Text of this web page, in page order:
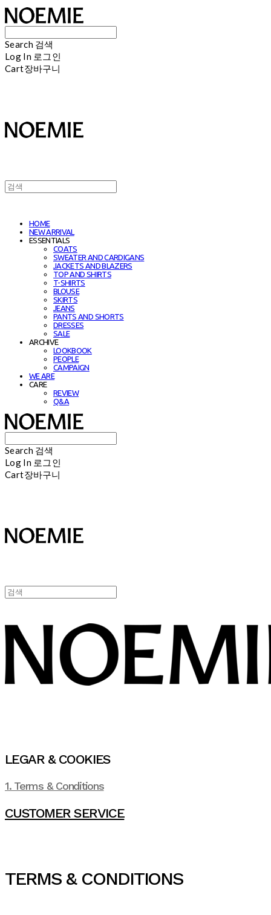
Search 검색
Log In 로그인
Cart장바구니
HOME
NEW ARRIVAL
ESSENTIALS
COATS
SWEATER AND CARDIGANS
JACKETS AND BLAZERS
TOP AND SHIRTS
T-SHIRTS
BLOUSE
SKIRTS
JEANS
PANTS AND SHORTS
DRESSES
SALE
ARCHIVE
LOOKBOOK
PEOPLE
CAMPAIGN
WE ARE
CARE
REVIEW
Q&A
Search 검색
Log In 로그인
Cart장바구니
LEGAR & COOKIES
1. Terms & Conditions
CUSTOMER SERVICE
TERMS & CONDITIONS